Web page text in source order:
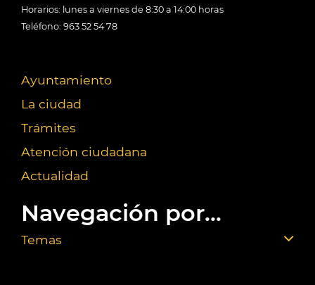
Horarios: lunes a viernes de 8:30 a 14:00 horas
Teléfono: 963 52 54 78
Ayuntamiento
La ciudad
Trámites
Atención ciudadana
Actualidad
Navegación por...
Temas